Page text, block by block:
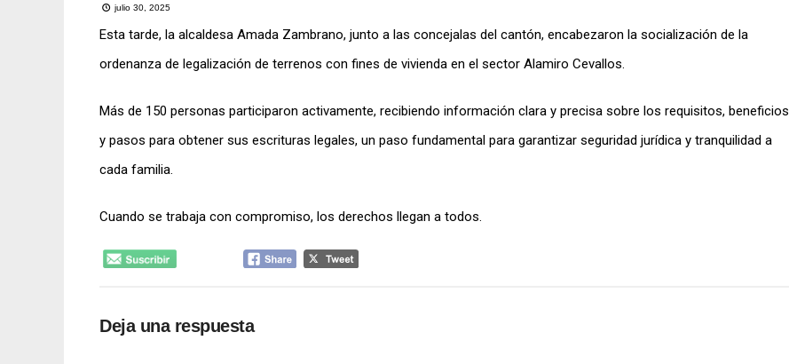
julio 30, 2025
Esta tarde, la alcaldesa Amada Zambrano, junto a las concejalas del cantón, encabezaron la socialización de la
ordenanza de legalización de terrenos con fines de vivienda en el sector Alamiro Cevallos.
Más de 150 personas participaron activamente, recibiendo información clara y precisa sobre los requisitos, beneficios
y pasos para obtener sus escrituras legales, un paso fundamental para garantizar seguridad jurídica y tranquilidad a
cada familia.
Cuando se trabaja con compromiso, los derechos llegan a todos.
Deja una respuesta